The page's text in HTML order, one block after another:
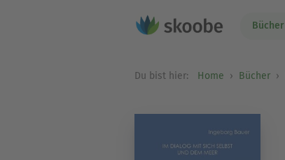
Bücher
Du bist hier: Home Bücher